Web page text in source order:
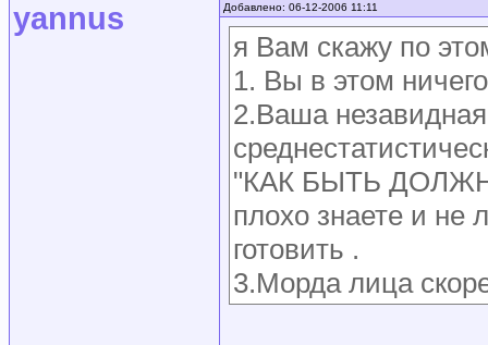
yannus Добавлено: 06-12-2006 11:11
я Вам скажу по
1. Вы в этом
2.Ваша
"КАК БЫТЬ
плохо знаете и
готовить .
3.Морда лица